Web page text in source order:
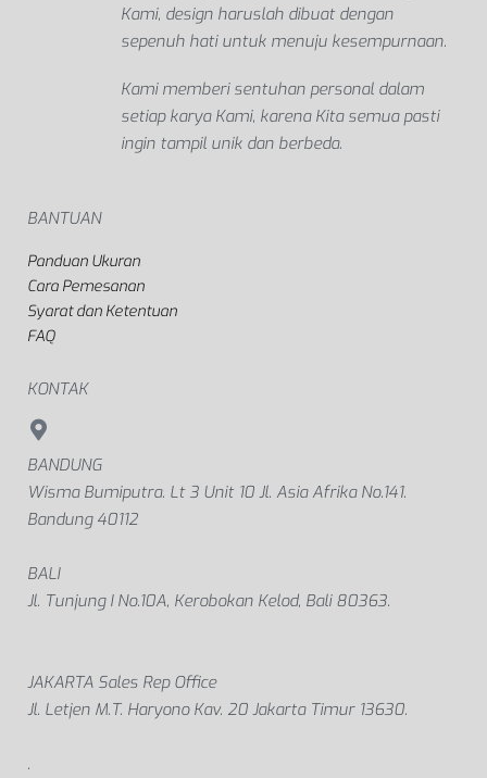
Kami, design haruslah dibuat dengan
sepenuh hati untuk menuju kesempurnaan.
Kami memberi sentuhan personal dalam
setiap karya Kami, karena Kita semua pasti
ingin tampil unik dan berbeda.
BANTUAN
Panduan Ukuran
Cara Pemesanan
Syarat dan Ketentuan
FAQ
KONTAK
BANDUNG
Wisma Bumiputra. Lt 3 Unit 10 Jl. Asia Afrika No.141.
Bandung 40112
BALI
Jl. Tunjung I No.10A, Kerobokan Kelod, Bali 80363.
JAKARTA Sales Rep Office
Jl. Letjen M.T. Haryono Kav. 20 Jakarta Timur 13630.
.